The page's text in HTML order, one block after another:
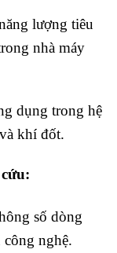
lượng tiêu
nhà máy
dụng trong hệ
khí đốt.
số dòng
nghệ.